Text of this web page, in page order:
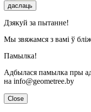
даслаць
Дзякуй за пытанне!
Мы звяжамся з вамі ў
Памылка!
Адбылася памылка пры
на info@geometree.by
Close